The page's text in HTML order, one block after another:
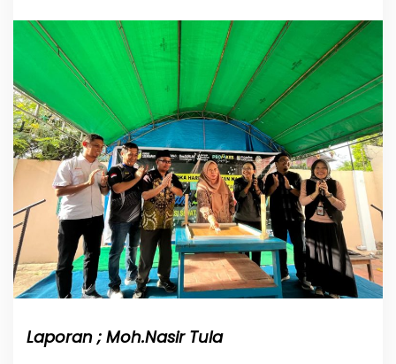
k
a
T
u
r
n
a
m
e
n
D
o
i
Laporan ; Moh.Nasir Tula